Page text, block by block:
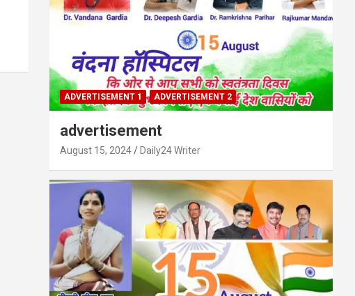
ADVERTISEMENT 1 ADVERTISEMENT 2
advertisement
August 15, 2024 Daily24 Writer